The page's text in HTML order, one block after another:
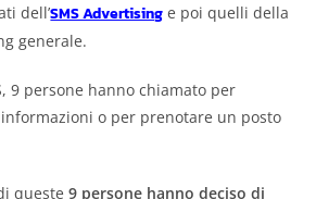
dell’SMS Advertising e poi quelli della
generale.
9 persone hanno chiamato per
o per prenotare un posto
queste9 persone hanno deciso di